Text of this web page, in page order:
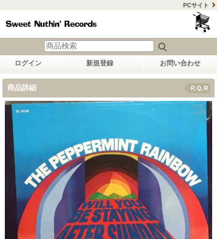
PCサイト
ログイン 新規登録 お問い合わせ
商品詳細 P, Q, R